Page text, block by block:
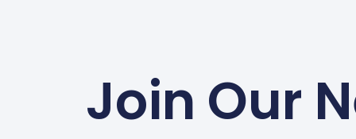
Join Our